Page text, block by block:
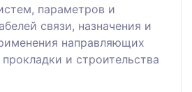
параметров и
связи, назначения и
направляющих
и строительства